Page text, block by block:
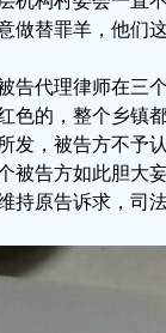
做替罪羊，他们
告代理律师在三
色的，整个乡镇
发，被告方不予
被告方如此胆大
持原告诉求，司